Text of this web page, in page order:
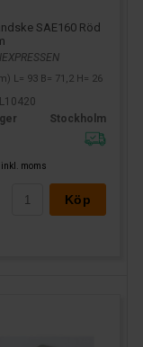
SAE160 Röd
L= 93 B= 71,2 H= 26
Stockholm
inkl. moms
Köp